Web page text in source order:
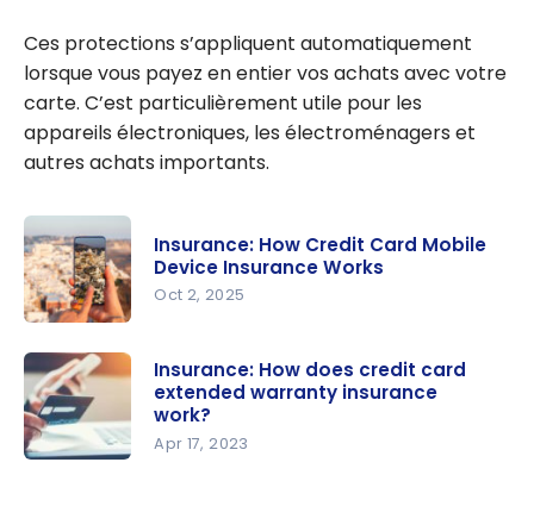
Ces protections s’appliquent automatiquement
lorsque vous payez en entier vos achats avec votre
carte. C’est particulièrement utile pour les
appareils électroniques, les électroménagers et
autres achats importants.
How Credit
Card
Mobile
Device
Insurance: How Credit Card Mobile
Device Insurance Works
Oct 2, 2025
Insurance: How does credit card
extended warranty insurance
work?
Apr 17, 2023